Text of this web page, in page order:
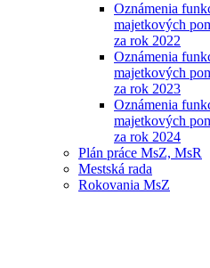
Oznámenia
majetkových
za rok 2022
Oznámenia
majetkových
za rok 2023
Oznámenia
majetkových
za rok 2024
Plán práce MsZ, MsR
Mestská rada
Rokovania MsZ